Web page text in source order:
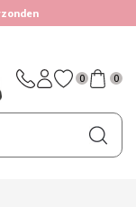
0 0